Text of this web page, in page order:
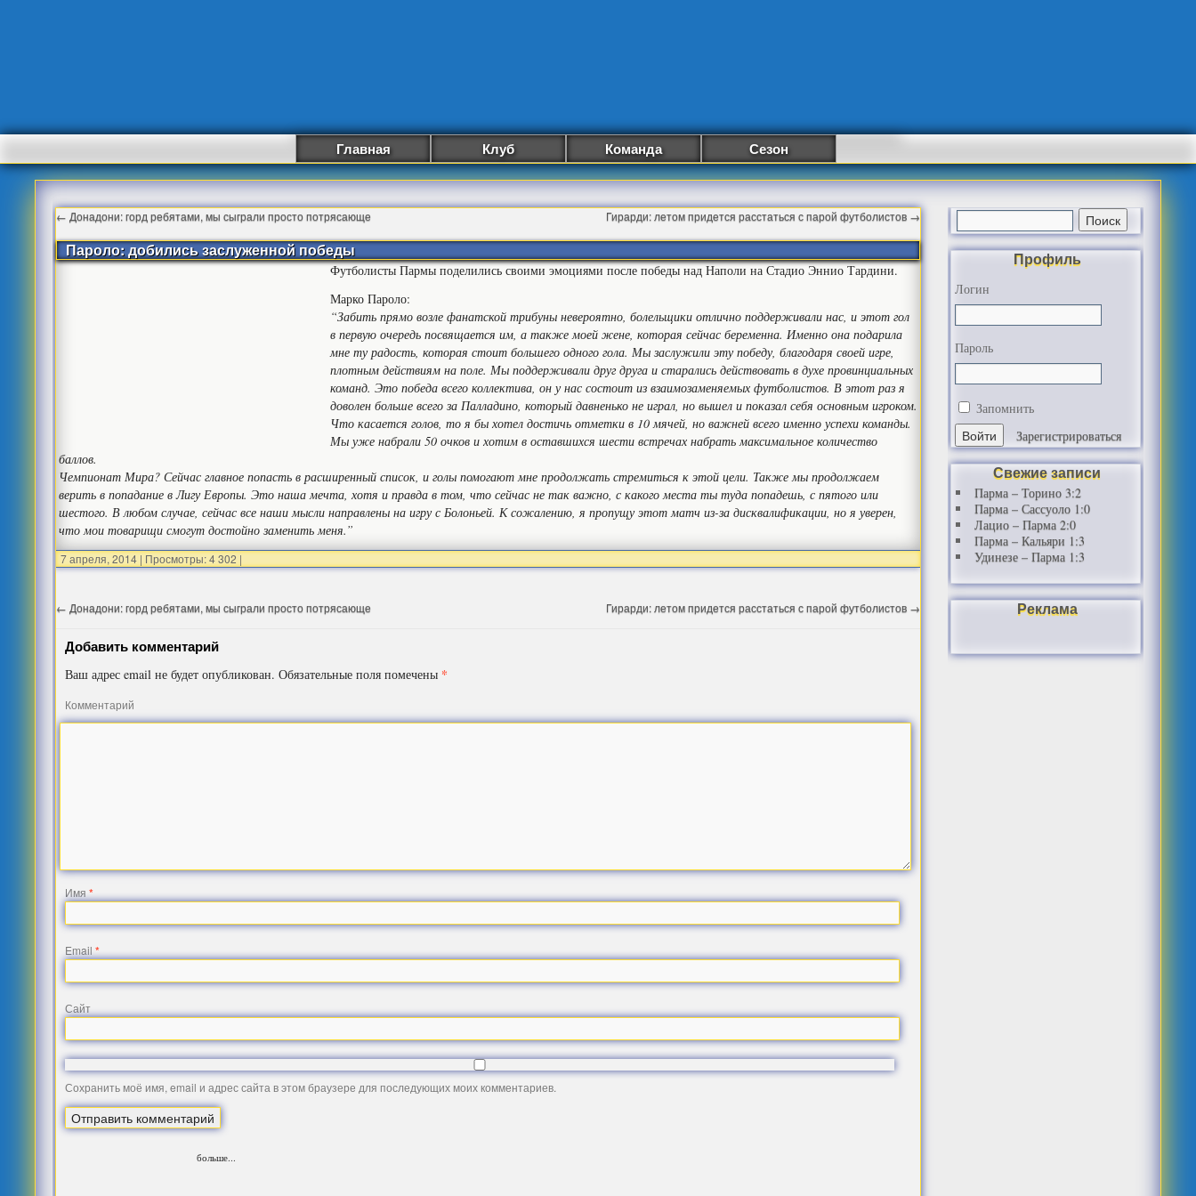
Главная Клуб Команда Сезон
← Донадони: горд ребятами, мы сыграли просто потрясающе Гирарди: летом придется расстаться с парой футболистов →
Пароло: добились заслуженной победы
Футболисты Пармы поделились своими эмоциями после победы над Наполи на Стадио Эннио Тардини.
Марко Пароло:
“Забить прямо возле фанатской трибуны невероятно, болельщики отлично поддерживали нас, и этот гол
в первую очередь посвящается им, а также моей жене, которая сейчас беременна. Именно она подарила
мне ту радость, которая стоит большего одного гола. Мы заслужили эту победу, благодаря своей игре,
плотным действиям на поле. Мы поддерживали друг друга и старались действовать в духе провинциальных
команд. Это победа всего коллектива, он у нас состоит из взаимозаменяемых футболистов. В этот раз я
доволен больше всего за Палладино, который давненько не играл, но вышел и показал себя основным игроком.
Что касается голов, то я бы хотел достичь отметки в 10 мячей, но важней всего именно успехи команды.
Мы уже набрали 50 очков и хотим в оставшихся шести встречах набрать максимальное количество
баллов.
Чемпионат Мира? Сейчас главное попасть в расширенный список, и голы помогают мне продолжать стремиться к этой цели. Также мы продолжаем
верить в попадание в Лигу Европы. Это наша мечта, хотя и правда в том, что сейчас не так важно, с какого места ты туда попадешь, с пятого или
шестого. В любом случае, сейчас все наши мысли направлены на игру с Болоньей. К сожалению, я пропущу этот матч из-за дисквалификации, но я уверен,
что мои товарищи смогут достойно заменить меня.”
7 апреля, 2014 | Просмотры: 4 302 |
← Донадони: горд ребятами, мы сыграли просто потрясающе Гирарди: летом придется расстаться с парой футболистов →
Добавить комментарий
Ваш адрес email не будет опубликован. Обязательные поля помечены *
Комментарий
Имя*
Email*
Сайт
Сохранить моё имя, email и адрес сайта в этом браузере для последующих моих комментариев.
больше...
Профиль
Логин
Пароль
Запомнить
Зарегистрироваться
Свежие записи
Парма – Торино 3:2
Парма – Сассуоло 1:0
Лацио – Парма 2:0
Парма – Кальяри 1:3
Удинезе – Парма 1:3
Реклама